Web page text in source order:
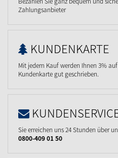
Zahlungsanbieter
KUNDENKARTE
Mit jedem Kauf werden Ihnen 3%
Kundenkarte gut geschrieben.
Sie erreichen uns 24 Stunden über
0800-409 01 50